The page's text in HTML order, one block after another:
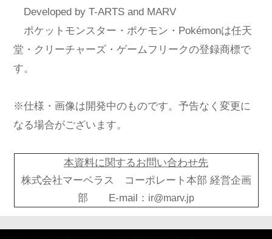
Developed by T-ARTS and MARV
ポケットモンスター・ポケモン・Pokémonは任天
堂・クリーチャーズ・ゲームフリークの登録商標で
す。
※仕様・画像は開発中のものです。予告なく変更に
なる場合がございます。
本資料に関するお問い合わせ先
株式会社マーベラス コーポレート本部 経営企画
部 E-mail： ir@marv.jp